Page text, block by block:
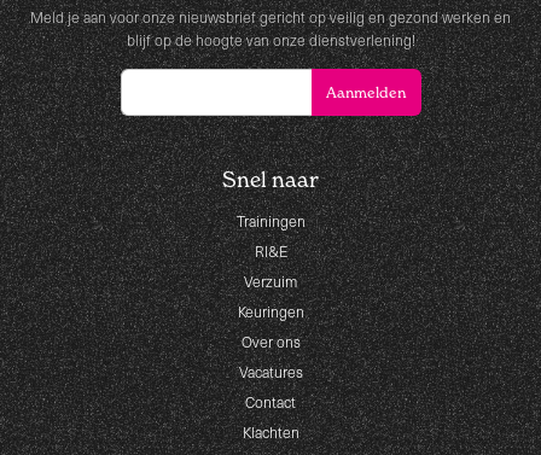
Meld je aan voor onze nieuwsbrief gericht op veilig en gezond werken en
blijf op de hoogte van onze dienstverlening!
Snel naar
Trainingen
RI&E
Verzuim
Keuringen
Over ons
Vacatures
Contact
Klachten